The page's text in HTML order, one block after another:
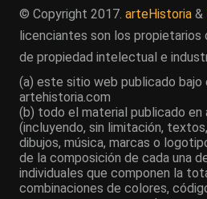
© Copyright 2017. arteHistoria &
licenciantes son los
de propiedad intelectual e
(a) este sitio web publicado bajo
artehistoria.com
(b) todo el material publicado en
(incluyendo, sin limitación,
dibujos, música, marcas o
de la composición de cada una
individuales que componen la
combinaciones de colores,